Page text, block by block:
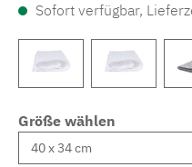
Sofort verfügbar,
Größe wählen